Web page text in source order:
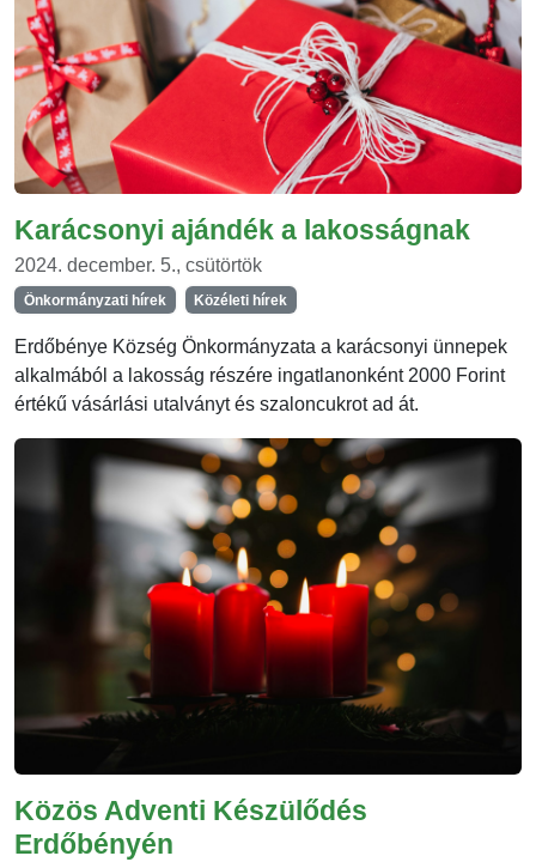
Karácsonyi ajándék a lakosságnak
2024. december. 5., csütörtök
Önkormányzati hírek Közéleti hírek
Erdőbénye Község Önkormányzata a karácsonyi ünnepek
alkalmából a lakosság részére ingatlanonként 2000 Forint
értékű vásárlási utalványt és szaloncukrot ad át.
Közös Adventi Készülődés
Erdőbényén